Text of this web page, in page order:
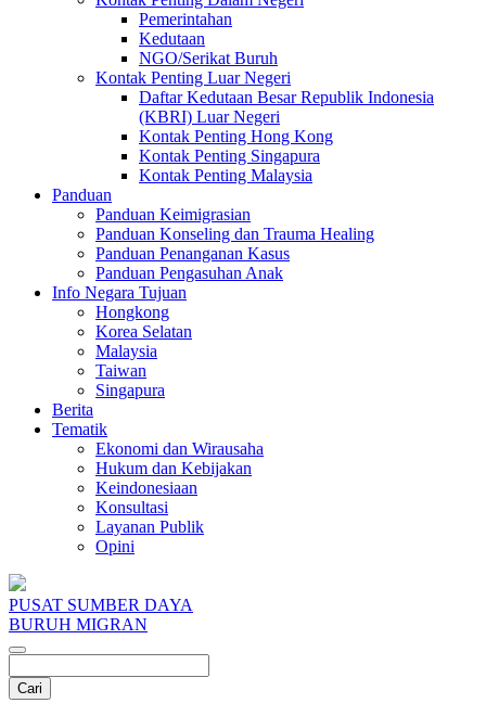
Pemerintahan
Kedutaan
NGO/Serikat Buruh
Kontak Penting Luar Negeri
Daftar Kedutaan Besar Republik Indonesia
(KBRI) Luar Negeri
Kontak Penting Hong Kong
Kontak Penting Singapura
Kontak Penting Malaysia
Panduan
Panduan Keimigrasian
Panduan Konseling dan Trauma Healing
Panduan Penanganan Kasus
Panduan Pengasuhan Anak
Info Negara Tujuan
Hongkong
Korea Selatan
Malaysia
Taiwan
Singapura
Berita
Tematik
Ekonomi dan Wirausaha
Hukum dan Kebijakan
Keindonesiaan
Konsultasi
Layanan Publik
Opini
PUSAT SUMBER DAYA
BURUH MIGRAN